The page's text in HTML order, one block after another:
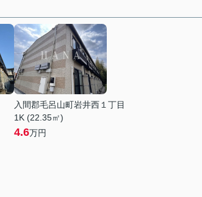
入間郡毛呂山町岩井西１丁目
1K (22.35㎡)
4.6万円